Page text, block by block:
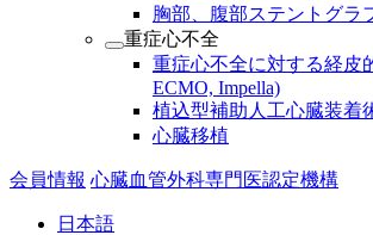
胸部、腹部ステントグラ
重症心不全
重症心不全に対する経皮
ECMO, Impella)
植込型補助人工心臓装着
心臓移植
会員情報 心臓血管外科専門医認定機構
日本語